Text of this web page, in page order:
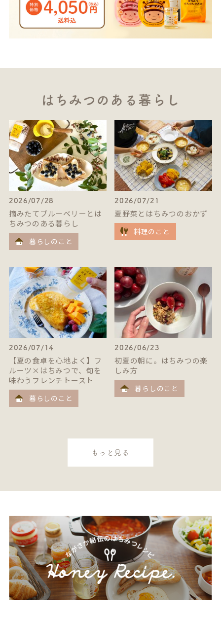
はちみつのある暮らし
2026/07/28
摘みたてブルーベリーとは
ちみつのある暮らし
暮らしのこと
2026/07/21
夏野菜とはちみつのおかず
料理のこと
2026/07/14
【夏の食卓を心地よく】フ
ルーツ×はちみつで、旬を
味わうフレンチトースト
暮らしのこと
2026/06/23
初夏の朝に。はちみつの楽
しみ方
暮らしのこと
もっと見る